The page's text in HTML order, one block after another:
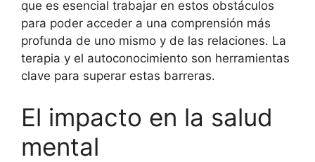
que es esencial trabajar en estos obstáculos
para poder acceder a una comprensión más
profunda de uno mismo y de las relaciones. La
terapia y el autoconocimiento son herramientas
clave para superar estas barreras.
El impacto en la salud
mental